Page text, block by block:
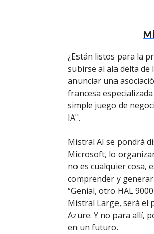
¿Están listos para la
subirse al ala delta
anunciar una
francesa
simple juego de
IA".
Mistral AI se pondrá
Microsoft, lo
no es cualquier cosa,
comprender y
“Genial, otro HAL
Mistral Large, será el
Azure. Y no para allí,
en un futuro.